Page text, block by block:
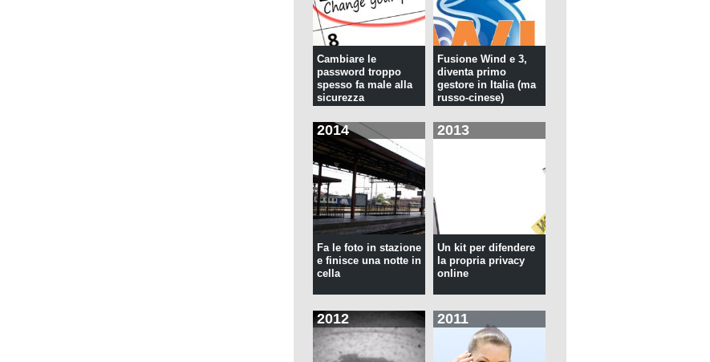
Cambiare le
password troppo
spesso fa male alla
sicurezza
Fusione Wind e 3,
diventa primo
gestore in Italia (ma
russo-cinese)
2014
Fa le foto in stazione
e finisce una notte in
cella
2013
Un kit per difendere
la propria privacy
online
2012 2011